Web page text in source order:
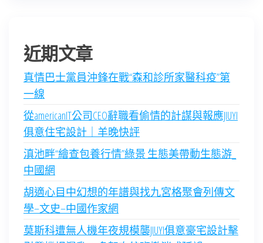
近期文章
真情巴士黨員沖鋒在戰“森和診所家醫科疫”第
一線
從americanIT公司CEO辭職看偷情的計謀與報應JIUYI
俱意住宅設計｜羊晚快評
滇池畔“繪查包養行情”綠景 生態美帶動生態游_
中國網
胡適心目中幻想的年譜與找九宮格聚會列傳文
學–文史–中國作家網
莫斯科遭無人機年夜規模襲JIUYI俱意豪宅設計擊